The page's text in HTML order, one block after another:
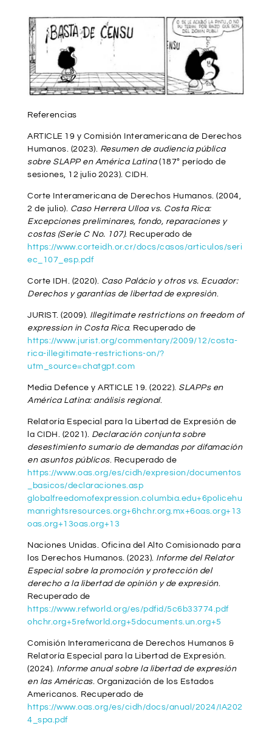
Referencias
ARTICLE 19 y Comisión Interamericana de Derechos
Humanos. (2023). Resumen de audiencia pública
sobre SLAPP en América Latina(187º período de
sesiones, 12 julio 2023). CIDH.
Corte Interamericana de Derechos Humanos. (2004,
2 de julio). Caso Herrera Ulloa vs. Costa Rica:
Excepciones preliminares, fondo, reparaciones y
costas (Serie C No. 107). Recuperado de
https://www.corteidh.or.cr/docs/casos/articulos/seri
ec_107_esp.pdf
Corte IDH. (2020). Caso Palácio y otros vs. Ecuador:
Derechos y garantías de libertad de expresión.
JURIST. (2009). Illegitimate restrictions on freedom of
expression in Costa Rica. Recuperado de
https://www.jurist.org/commentary/2009/12/costa-
rica-illegitimate-restrictions-on/?
utm_source=chatgpt.com
Media Defence y ARTICLE 19. (2022). SLAPPs en
América Latina: análisis regional.
Relatoría Especial para la Libertad de Expresión de
la CIDH. (2021). Declaración conjunta sobre
desestimiento sumario de demandas por difamación
en asuntos públicos. Recuperado de
https://www.oas.org/es/cidh/expresion/documentos
_basicos/declaraciones.asp
globalfreedomofexpression.columbia.edu+6policehu
manrightsresources.org+6hchr.org.mx+6oas.org+13
oas.org+13oas.org+13
Naciones Unidas. Oficina del Alto Comisionado para
los Derechos Humanos. (2023). Informe del Relator
Especial sobre la promoción y protección del
derecho a la libertad de opinión y de expresión.
Recuperado de
https://www.refworld.org/es/pdfid/5c6b33774.pdf
ohchr.org+5 refworld.org+5documents.un.org+5
Comisión Interamericana de Derechos Humanos &
Relatoría Especial para la Libertad de Expresión.
(2024). Informe anual sobre la libertad de expresión
en las Américas. Organización de los Estados
Americanos. Recuperado de
https://www.oas.org/es/cidh/docs/anual/2024/IA202
4_spa.pdf